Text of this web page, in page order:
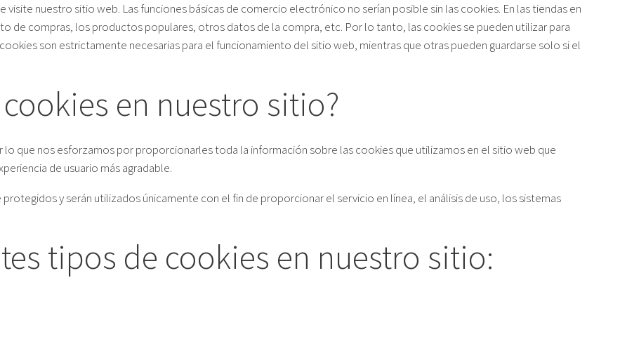
nuestro sitio web. Las funciones básicas de comercio electrónico no serían posible sin las cookies. En las tiendas en
de compras, los productos populares, otros datos de la compra, etc. Por lo tanto, las cookies se pueden utilizar para
son estrictamente necesarias para el funcionamiento del sitio web, mientras que otras pueden guardarse solo si el
en nuestro sitio?
que nos esforzamos por proporcionarles toda la información sobre las cookies que utilizamos en el sitio web que
de usuario más agradable.
y serán utilizados únicamente con el fin de proporcionar el servicio en línea, el análisis de uso, los sistemas
tipos de cookies en nuestro sitio: